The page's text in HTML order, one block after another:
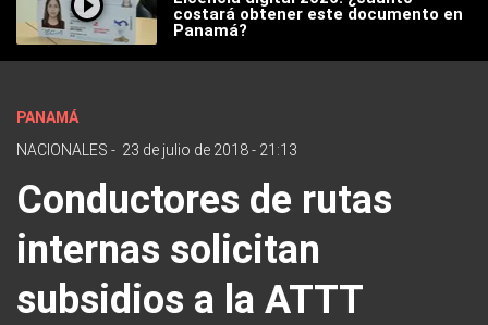
costará obtener este documento en
Panamá?
PANAMÁ
NACIONALES - 23 de julio de 2018 - 21:13
Conductores de rutas
internas solicitan
subsidios a la ATTT